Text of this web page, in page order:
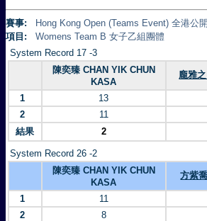
賽事:
Hong Kong Open (Teams Event) 全港公
項目:
Womens Team B 女子乙組團體
System Record 17 -3
陳奕臻 CHAN YIK CHUN
KASA
龐雅
1 13
2
11
結果
2
System Record 26 -2
陳奕臻 CHAN YIK CHUN
KASA
方紫
1 11
2
8